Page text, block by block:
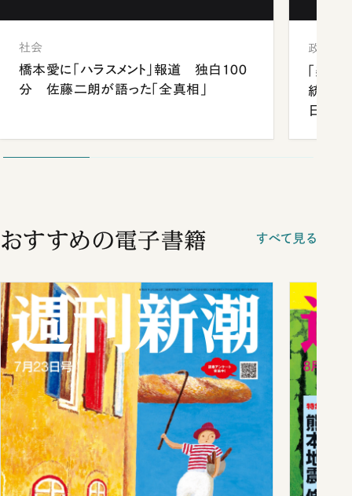
社会
橋本愛に「ハラスメント」報道 独白100
分 佐藤二朗が語った「全真相」
政治
「楽し
統領と
日米
おすすめの電子書籍 すべて見る